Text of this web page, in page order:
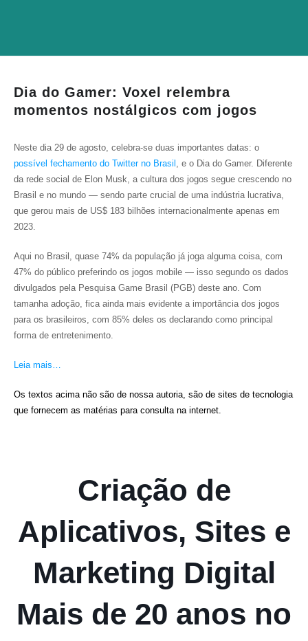
Dia do Gamer: Voxel relembra
momentos nostálgicos com jogos
Neste dia 29 de agosto, celebra-se duas importantes datas: o
possível fechamento do Twitter no Brasil , e o Dia do Gamer. Diferente
da rede social de Elon Musk, a cultura dos jogos segue crescendo no
Brasil e no mundo — sendo parte crucial de uma indústria lucrativa,
que gerou mais de US$ 183 bilhões internacionalmente apenas em
2023.
Aqui no Brasil, quase 74% da população já joga alguma coisa, com
47% do público preferindo os jogos mobile — isso segundo os dados
divulgados pela Pesquisa Game Brasil (PGB) deste ano. Com
tamanha adoção, fica ainda mais evidente a importância dos jogos
para os brasileiros, com 85% deles os declarando como principal
forma de entretenimento.
Leia mais…
Os textos acima não são de nossa autoria, são de sites de tecnologia
que fornecem as matérias para consulta na internet.
Criação de
Aplicativos, Sites e
Marketing Digital
Mais de 20 anos no